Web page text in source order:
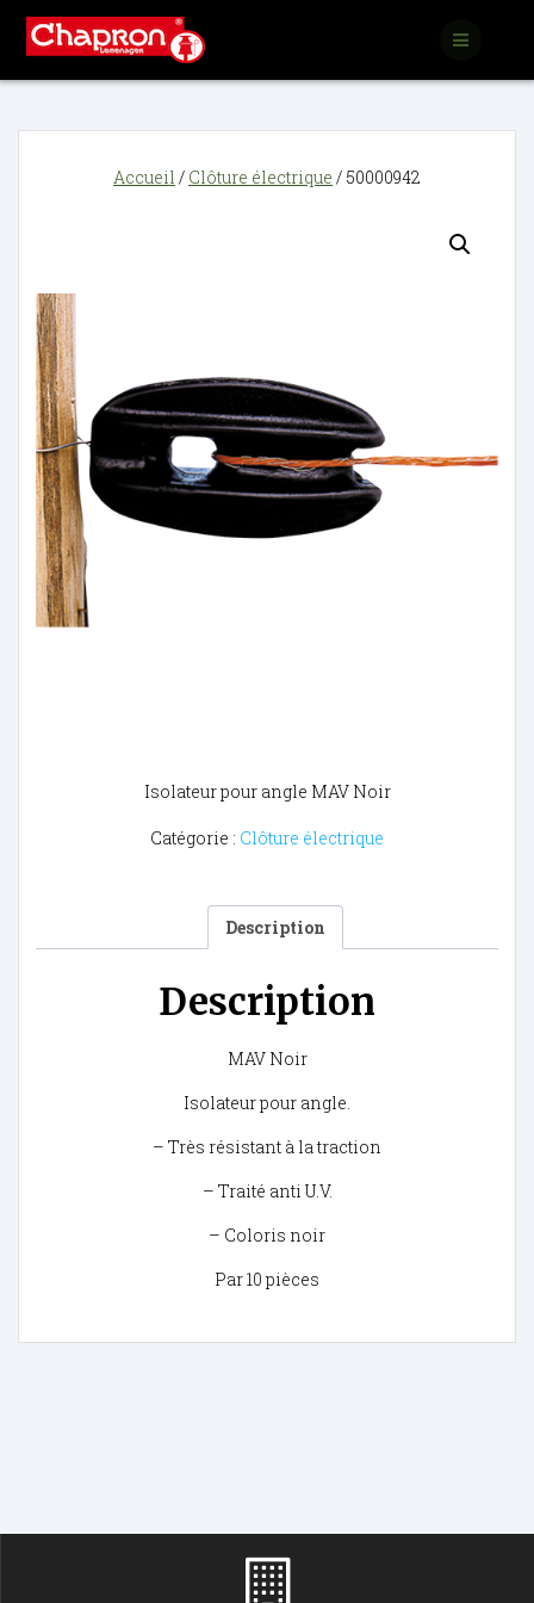
Accueil / Clôture électrique / 50000942
Isolateur pour angle MAV Noir
Catégorie : Clôture électrique
Description
Description
MAV Noir
Isolateur pour angle.
– Très résistant à la traction
– Traité anti U.V.
– Coloris noir
Par 10 pièces